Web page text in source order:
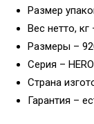
Размер
Вес нетто, кг
Размеры –
Серия –
Страна
Гарантия –